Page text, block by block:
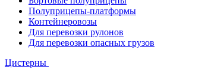
Полуприцепы-платформы
Контейнеровозы
Для перевозки рулонов
Для перевозки опасных грузов
Цистерны